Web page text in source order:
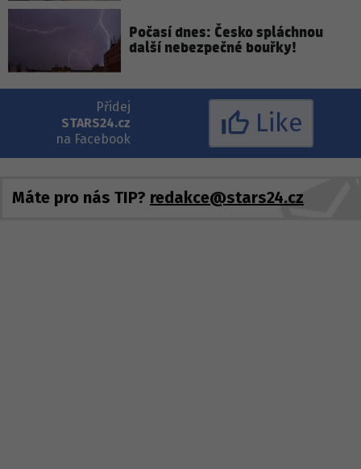
Počasí dnes: Česko spláchnou
další nebezpečné bouřky!
Přidej
STARS24.cz
na Facebook
Like
Máte pro nás TIP? redakce@stars24.cz